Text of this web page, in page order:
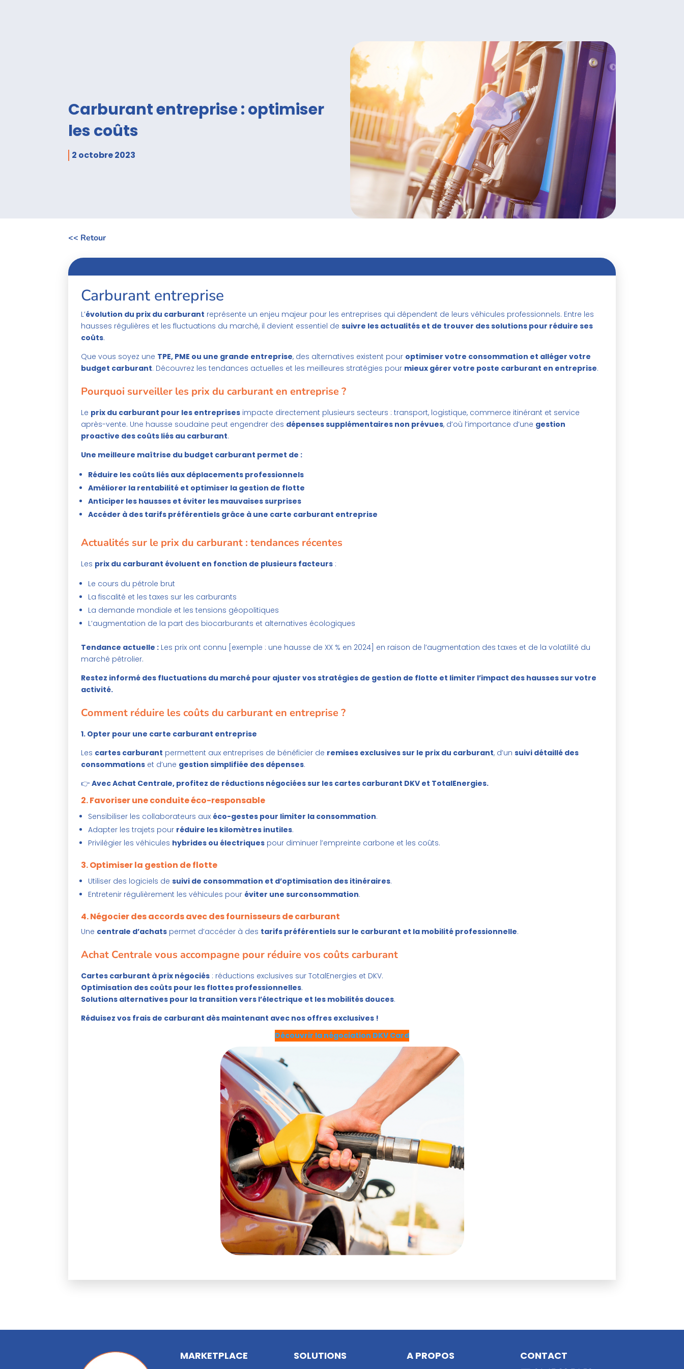
Carburant entreprise : optimiser
les coûts
2 octobre 2023
<< Retour
Carburant entreprise
L’évolution du prix du carburant représente un enjeu majeur pour les entreprises qui dépendent de leurs véhicules professionnels. Entre les
hausses régulières et les fluctuations du marché, il devient essentiel desuivre les actualités et de trouver des solutions pour réduire ses
coûts.
Que vous soyez une TPE, PME ou une grande entreprise, des alternatives existent pour optimiser votre consommation et alléger votre
budget carburant. Découvrez les tendances actuelles et les meilleures stratégies pour mieux gérer votre poste carburant en entreprise.
Pourquoi surveiller les prix du carburant en entreprise ?
Le prix du carburant pour les entreprises impacte directement plusieurs secteurs : transport, logistique, commerce itinérant et service
après-vente. Une hausse soudaine peut engendrer des dépenses supplémentaires non prévues, d’où l’importance d’une gestion
proactive des coûts liés au carburant.
Une meilleure maîtrise du budget carburant permet de :
Réduire les coûts liés aux déplacements professionnels
Améliorer la rentabilité et optimiser la gestion de flotte
Anticiper les hausses et éviter les mauvaises surprises
Accéder à des tarifs préférentiels grâce à une carte carburant entreprise
Actualités sur le prix du carburant : tendances récentes
Les prix du carburant évoluent en fonction de plusieurs facteurs :
Le cours du pétrole brut
La fiscalité et les taxes sur les carburants
La demande mondiale et les tensions géopolitiques
L’augmentation de la part des biocarburants et alternatives écologiques
Tendance actuelle : Les prix ont connu [exemple : une hausse de XX % en 2024] en raison de l’augmentation des taxes et de la volatilité du
marché pétrolier.
Restez informé des fluctuations du marché pour ajuster vos stratégies de gestion de flotte et limiter l’impact des hausses sur votre
activité.
Comment réduire les coûts du carburant en entreprise ?
1. Opter pour une carte carburant entreprise
Les cartes carburant permettent aux entreprises de bénéficier de remises exclusives sur le prix du carburant, d’unsuivi détaillé des
consommations et d’une gestion simplifiée des dépenses.
👉Avec Achat Centrale, profitez de réductions négociées sur les cartes carburant DKV et TotalEnergies.
2. Favoriser une conduite éco-responsable
Sensibiliser les collaborateurs aux éco-gestes pour limiter la consommation.
Adapter les trajets pour réduire les kilomètres inutiles.
Privilégier les véhicules hybrides ou électriques pour diminuer l’empreinte carbone et les coûts.
3. Optimiser la gestion de flotte
Utiliser des logiciels desuivi de consommation et d’optimisation des itinéraires.
Entretenir régulièrement les véhicules pour éviter une surconsommation.
4. Négocier des accords avec des fournisseurs de carburant
Une centrale d’achats permet d’accéder à des tarifs préférentiels sur le carburant et la mobilité professionnelle.
Achat Centrale vous accompagne pour réduire vos coûts carburant
Cartes carburant à prix négociés : réductions exclusives sur TotalEnergies et DKV.
Optimisation des coûts pour les flottes professionnelles.
Solutions alternatives pour la transition vers l’électrique et les mobilités douces.
Réduisez vos frais de carburant dès maintenant avec nos offres exclusives !
Découvrir la négociation DKV Card
MARKETPLACE SOLUTIONS A PROPOS
CONTACT